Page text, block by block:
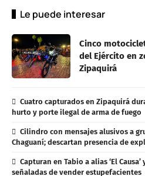
Le puede interesar
Cinco
del Ejército en
Zipaquirá
Cuatro capturados en Zipaquirá
hurto y porte ilegal de arma de fuego
Cilindro con mensajes alusivos a
Chaguaní; descartan presencia de
Capturan en Tabio a alias ‘El
señaladas de vender estupefacientes